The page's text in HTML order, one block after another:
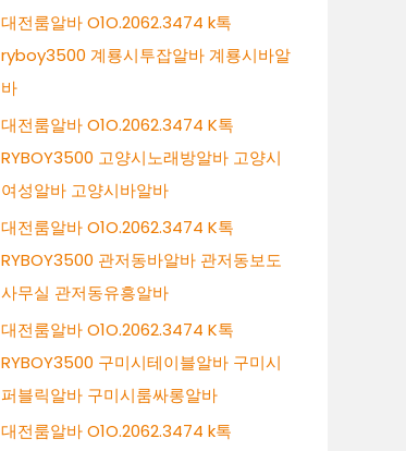
대전룸알바 O1O.2062.3474 k톡
ryboy3500 계룡시투잡알바 계룡시바알
바
대전룸알바 O1O.2062.3474 K톡
RYBOY3500 고양시노래방알바 고양시
여성알바 고양시바알바
대전룸알바 O1O.2062.3474 K톡
RYBOY3500 관저동바알바 관저동보도
사무실 관저동유흥알바
대전룸알바 O1O.2062.3474 K톡
RYBOY3500 구미시테이블알바 구미시
퍼블릭알바 구미시룸싸롱알바
대전룸알바 O1O.2062.3474 k톡